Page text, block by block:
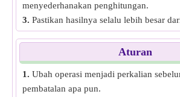
menyederhanakan penghitungan.
3. Pastikan hasilnya selalu lebih besar
aslinya, tetapi lebih kecil dari penyebut
hasilnya menunjukkan berapa kali suatu
dimasukkan ke dalam pecahan lain.
Aturan
1. Ubah operasi menjadi perkalian
pembatalan apa pun.